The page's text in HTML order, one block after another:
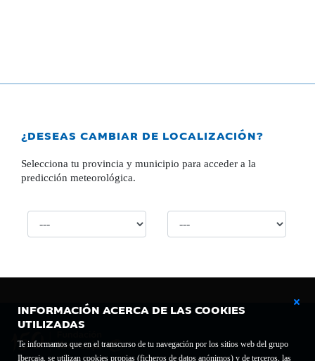
INFORMACIÓN ACERCA DE LAS COOKIES
UTILIZADAS
Te informamos que en el transcurso de tu navegación por los sitios web del grupo
Ibercaja, se utilizan cookies propias (ficheros de datos anónimos) y de terceros, las
¿DESEAS CAMBIAR DE LOCALIZACIÓN?
Selecciona tu provincia y municipio para acceder a la
predicción meteorológica.